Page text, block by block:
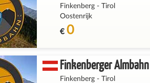
Finkenberg -
Tirol
Oostenrijk
€0
Finkenberger
Finkenberg -
Tirol